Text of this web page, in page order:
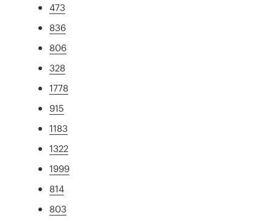
473
836
806
328
1778
915
1183
1322
1999
814
803